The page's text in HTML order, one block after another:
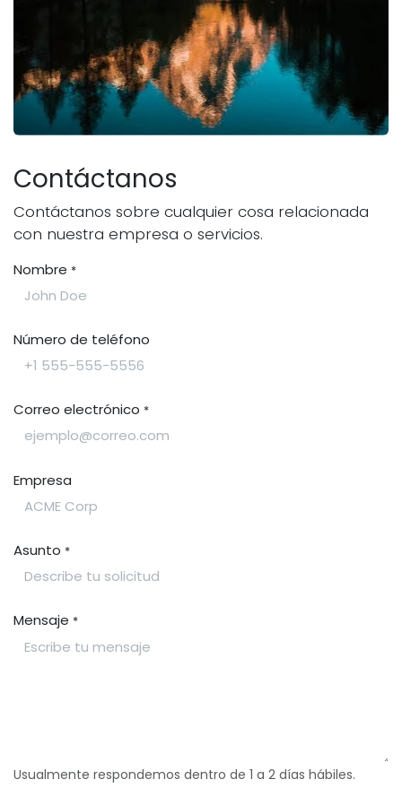
Contáctanos
Contáctanos sobre cualquier cosa relacionada
con nuestra empresa o servicios.
Nombre *
Número de teléfono
Correo electrónico *
Empresa
Asunto *
Mensaje *
Usualmente respondemos dentro de 1 a 2 días hábiles.